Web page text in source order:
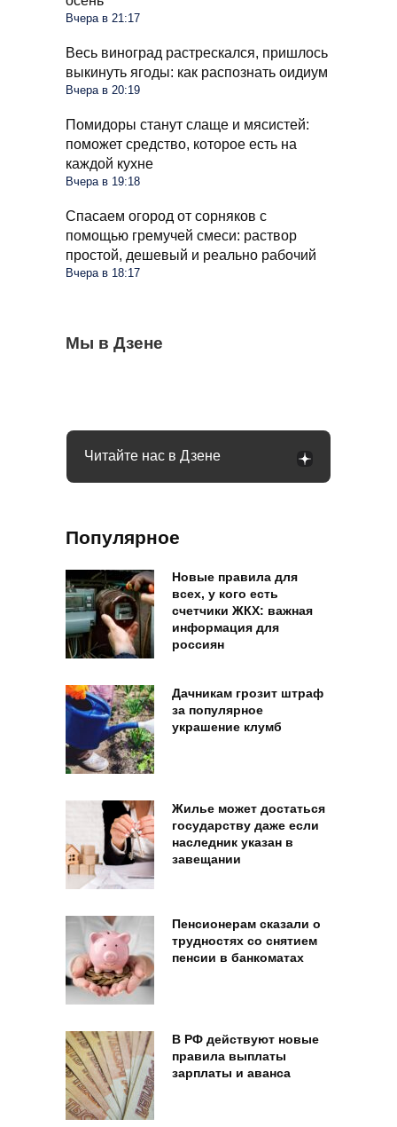
Вчера в 21:17
Весь виноград растрескался, пришлось
выкинуть ягоды: как распознать оидиум
Вчера в 20:19
Помидоры станут слаще и мясистей:
поможет средство, которое есть на
каждой кухне
Вчера в 19:18
Спасаем огород от сорняков с
помощью гремучей смеси: раствор
простой, дешевый и реально рабочий
Вчера в 18:17
Мы в Дзене
Сосед со скандалом требует убрать доски
от забора: юридически он прав или нет
Какое общение с гаишником неминуемо
Может ли пассажир с верхней полки
Читайте нас в Дзене
Популярное
Новые правила для
всех, у кого есть
счетчики ЖКХ: важная
информация для
россиян
Дачникам грозит штраф
за популярное
украшение клумб
Жилье может достаться
государству даже если
наследник указан в
завещании
Пенсионерам сказали о
трудностях со снятием
пенсии в банкоматах
В РФ действуют новые
правила выплаты
зарплаты и аванса